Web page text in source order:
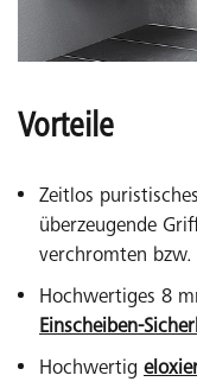
Vorteile
Zeitlos
überzeugende
verchromten
Hochwertiges 8
Einscheiben-
Hochwertig